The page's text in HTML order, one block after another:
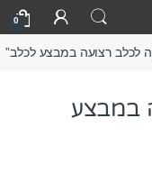
0
לכלב רצועה במבצע לכלב”
במבצע